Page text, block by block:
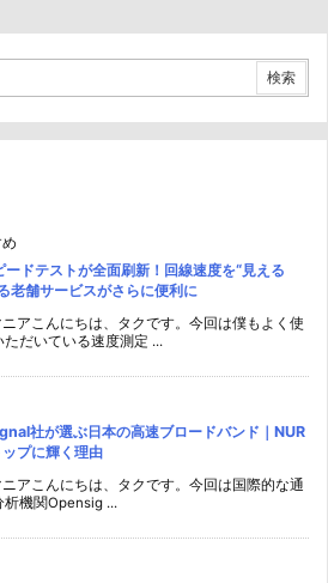
ードテストが全面刷新！回線速度を“見える
老舗サービスがさらに便利に
ニアこんにちは、タクです。今回は僕もよく使
ただいている速度測定 ...
社が選ぶ日本の高速ブロードバンド｜NUR
プに輝く理由
ニアこんにちは、タクです。今回は国際的な通
析機関Opensig ...